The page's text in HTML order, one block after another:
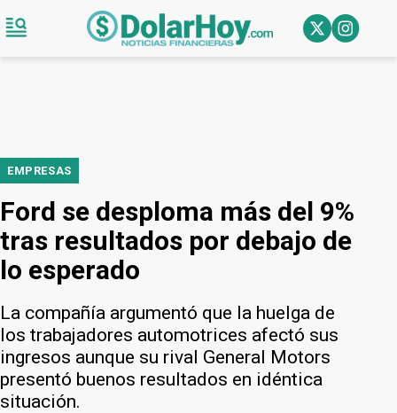
EMPRESAS
Ford se desploma más del 9%
tras resultados por debajo de
lo esperado
La compañía argumentó que la huelga de
los trabajadores automotrices afectó sus
ingresos aunque su rival General Motors
presentó buenos resultados en idéntica
situación.